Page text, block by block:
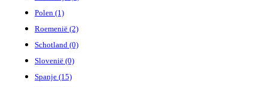
Polen (1)
Roemenië (2)
Schotland (0)
Slovenië (0)
Spanje (15)